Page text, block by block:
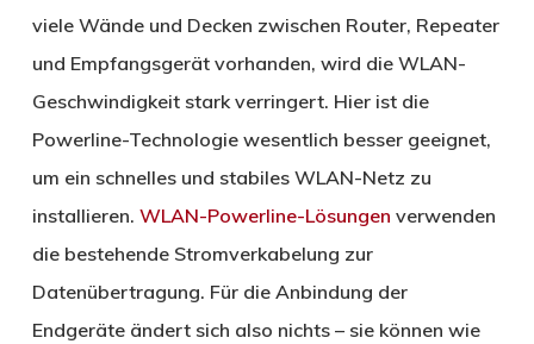
viele Wände und Decken zwischen Router, Repeater
und Empfangsgerät vorhanden, wird die WLAN-
Geschwindigkeit stark verringert. Hier ist die
Powerline-Technologie wesentlich besser geeignet,
um ein schnelles und stabiles WLAN-Netz zu
installieren. WLAN-Powerline-Lösungen verwenden
die bestehende Stromverkabelung zur
Datenübertragung. Für die Anbindung der
Endgeräte ändert sich also nichts – sie können wie